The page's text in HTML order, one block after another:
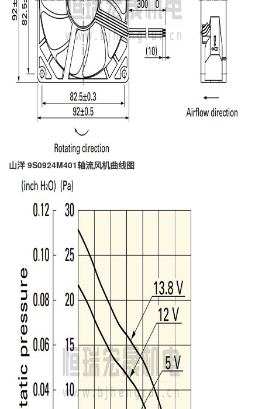
山洋 9S0924M401轴流风机曲线图